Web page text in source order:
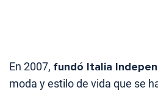
En 2007, fundó Italia
moda y estilo de vida que se